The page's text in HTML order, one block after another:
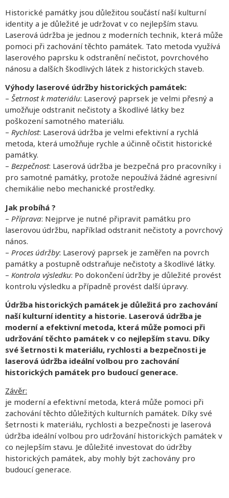
Historické památky jsou důležitou součástí naší kulturní
identity a je důležité je udržovat v co nejlepším stavu.
Laserová údržba je jednou z moderních technik, která může
pomoci při zachování těchto památek. Tato metoda využívá
laserového paprsku k odstranění nečistot, povrchového
nánosu a dalších škodlivých látek z historických staveb.
Výhody laserové údržby historických památek:
– Šetrnost k materiálu: Laserový paprsek je velmi přesný a
umožňuje odstranit nečistoty a škodlivé látky bez
poškození samotného materiálu.
– Rychlost: Laserová údržba je velmi efektivní a rychlá
metoda, která umožňuje rychle a účinně očistit historické
památky.
– Bezpečnost: Laserová údržba je bezpečná pro pracovníky i
pro samotné památky, protože nepoužívá žádné agresivní
chemikálie nebo mechanické prostředky.
Jak probíhá ?
– Příprava: Nejprve je nutné připravit památku pro
laserovou údržbu, například odstranit nečistoty a povrchový
nános.
– Proces údržby: Laserový paprsek je zaměřen na povrch
památky a postupně odstraňuje nečistoty a škodlivé látky.
– Kontrola výsledku: Po dokončení údržby je důležité provést
kontrolu výsledku a případně provést další úpravy.
Údržba historických památek je důležitá pro zachování
naší kulturní identity a historie. Laserová údržba je
moderní a efektivní metoda, která může pomoci při
udržování těchto památek v co nejlepším stavu. Díky
své šetrnosti k materiálu, rychlosti a bezpečnosti je
laserová údržba ideální volbou pro zachování
historických památek pro budoucí generace.
Závěr:
je moderní a efektivní metoda, která může pomoci při
zachování těchto důležitých kulturních památek. Díky své
šetrnosti k materiálu, rychlosti a bezpečnosti je laserová
údržba ideální volbou pro udržování historických památek v
co nejlepším stavu. Je důležité investovat do údržby
historických památek, aby mohly být zachovány pro
budoucí generace.